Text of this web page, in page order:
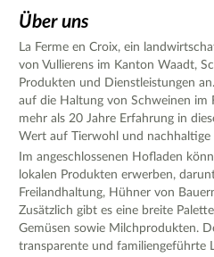
Über uns
La Ferme en Croix, ein
von Vullierens im Kanton Waadt,
Produkten und Dienstleistungen
auf die Haltung von Schweinen im
mehr als 20 Jahre Erfahrung in
Wert auf Tierwohl und
Im angeschlossenen Hofladen
lokalen Produkten erwerben,
Freilandhaltung, Hühner von
Zusätzlich gibt es eine breite
Gemüsen sowie Milchprodukten.
transparente und familiengeführte